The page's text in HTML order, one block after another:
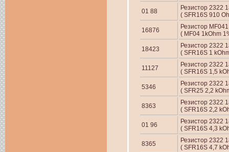
01 88
Резистор 2322
( SFR16S 910
16876
Резистор
( MF04 1kOhm
18423
Резистор 2322
( SFR16S 1
11127
Резистор 2322
( SFR16S 1,5
5346
Резистор 2322
( SFR25 2,2
8363
Резистор 2322
( SFR16S 2,2
01 96
Резистор 2322
( SFR16S 4,3
8365
Резистор 2322
( SFR16S 4,7